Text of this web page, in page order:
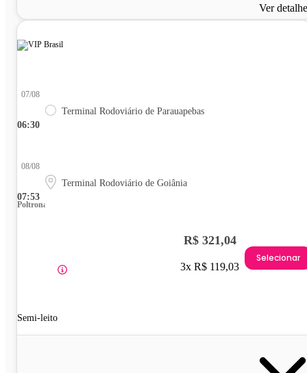
Ver
06:30
07/08
Terminal Rodoviário de Parauapebas
07:53
08/08
Terminal Rodoviário de Goiânia
Poltrona
Semi-leito
R$ 321,04
3x R$ 119,03
Selecionar